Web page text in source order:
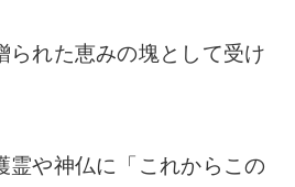
られた恵みの塊として受け
霊や神仏に「これからこの